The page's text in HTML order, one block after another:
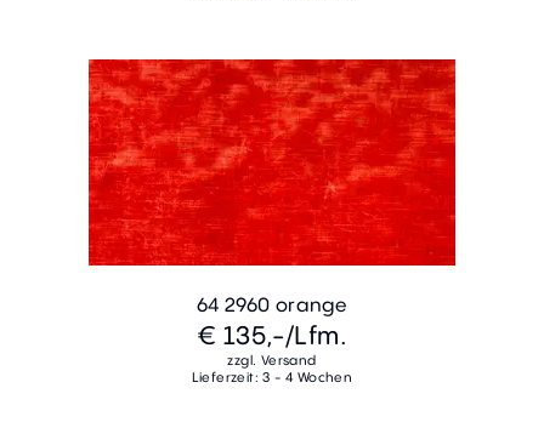
64 2960 orange
€ 135,-/Lfm.
zzgl. Versand
Lieferzeit: 3 - 4 Wochen